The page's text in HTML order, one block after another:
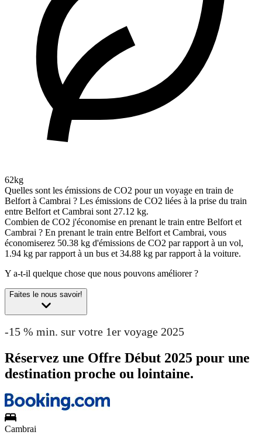
62kg
Quelles sont les émissions de CO2 pour un voyage en train de
Belfort à Cambrai ? Les émissions de CO2 liées à la prise du train
entre Belfort et Cambrai sont 27.12 kg.
Combien de CO2 j'économise en prenant le train entre Belfort et
Cambrai ? En prenant le train entre Belfort et Cambrai, vous
économiserez 50.38 kg d'émissions de CO2 par rapport à un vol,
1.94 kg par rapport à un bus et 34.88 kg par rapport à la voiture.
Y a-t-il quelque chose que nous pouvons améliorer ?
Faites le nous savoir!
-15 % min. sur votre 1er voyage 2025
Réservez une Offre Début 2025 pour une
destination proche ou lointaine.
Cambrai